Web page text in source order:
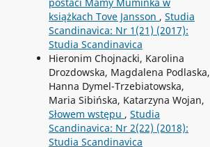
książkach Tove Jansson , Studia
Scandinavica: Nr 1(21) (2017):
Studia Scandinavica
Hieronim Chojnacki, Karolina
Drozdowska, Magdalena Podlaska,
Hanna Dymel-Trzebiatowska,
Maria Sibińska, Katarzyna Wojan,
Słowem wstępu , Studia
Scandinavica: Nr 2(22) (2018):
Studia Scandinavica